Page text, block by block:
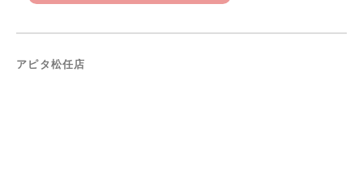
アピタ松任店